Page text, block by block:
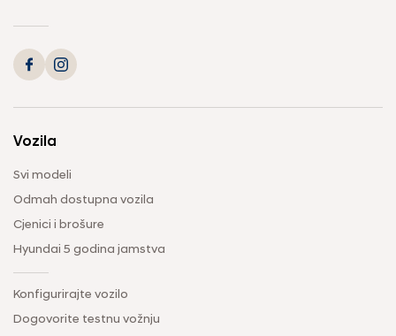
Vozila
Svi modeli
Odmah dostupna vozila
Cjenici i brošure
Hyundai 5 godina jamstva
Konfigurirajte vozilo
Dogovorite testnu vožnju